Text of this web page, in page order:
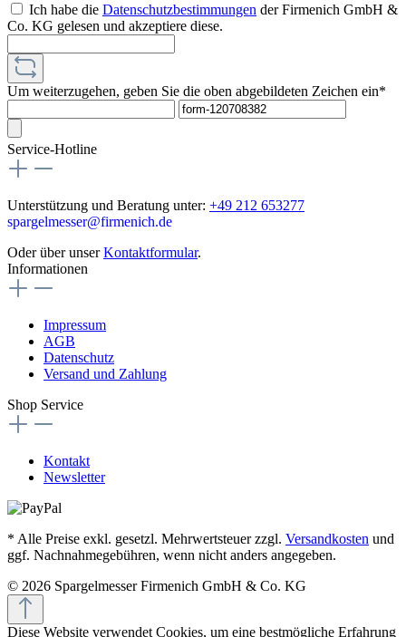
Ich habe die Datenschutzbestimmungen der Firmenich GmbH &
Co. KG gelesen und akzeptiere diese.
Um weiterzugehen, geben Sie die oben abgebildeten Zeichen ein*
Service-Hotline
Unterstützung und Beratung unter: +49 212 653277
spargelmesser@firmenich.de
Oder über unserKontaktformular.
Informationen
Impressum
AGB
Datenschutz
Versand und Zahlung
Shop Service
Kontakt
Newsletter
* Alle Preise exkl. gesetzl. Mehrwertsteuer zzgl. Versandkosten und
ggf. Nachnahmegebühren, wenn nicht anders angegeben.
© 2026 Spargelmesser Firmenich GmbH & Co. KG
Diese Website verwendet Cookies, um eine bestmögliche Erfahrung